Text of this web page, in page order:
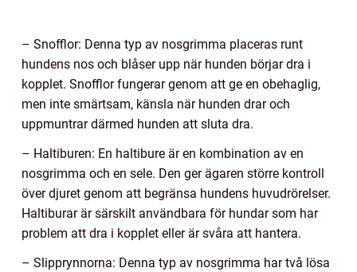
– Snofflor: Denna typ av nosgrimma placeras runt
hundens nos och blåser upp när hunden börjar dra i
kopplet. Snofflor fungerar genom att ge en obehaglig,
men inte smärtsam, känsla när hunden drar och
uppmuntrar därmed hunden att sluta dra.
– Haltiburen: En haltibure är en kombination av en
nosgrimma och en sele. Den ger ägaren större kontroll
över djuret genom att begränsa hundens huvudrörelser.
Haltiburar är särskilt användbara för hundar som har
problem att dra i kopplet eller är svåra att hantera.
– Slipprynnorna: Denna typ av nosgrimma har två lösa